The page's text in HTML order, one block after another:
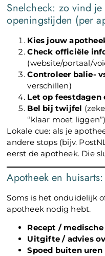
Snelcheck: zo vind
openingstijden (per
Kies jouw
Check officiële
(website/portaal/
Controleer balie-
verschillen)
Let op feestdagen
Bel bij twijfel
“klaar moet liggen”)
Lokale cue: als je
andere stops (bijv.
eerst de apotheek. Die
Apotheek en
Soms is het onduidelijk
apotheek nodig hebt.
Recept /
Uitgifte / advies
Spoed buiten uren